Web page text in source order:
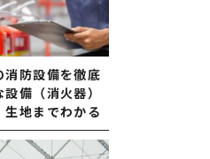
消防設備を徹底
備（消火器）
生地までわかる